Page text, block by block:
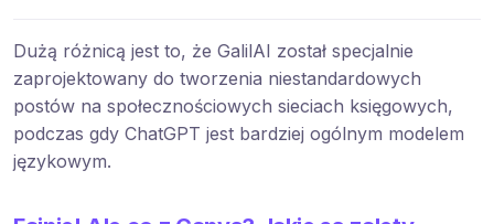
Dużą różnicą jest to, że GalilAI został specjalnie
zaprojektowany do tworzenia niestandardowych
postów na społecznościowych sieciach księgowych,
podczas gdy ChatGPT jest bardziej ogólnym modelem
językowym.